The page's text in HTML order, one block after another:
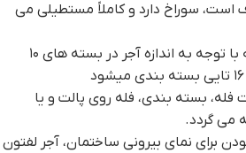
سوراخ ‌دارد و کاملاً مستطیلی می
آجر بهمنی یا آجر ۱۰ سوراخه با توجه به اندازه آجر در بسته های ۱۰
بسته بندی، فله روی پالت و یا
می گردد.
برای نمای بیرونی ساختمان، آجر لفتون